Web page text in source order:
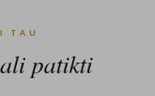
TAU
patikti